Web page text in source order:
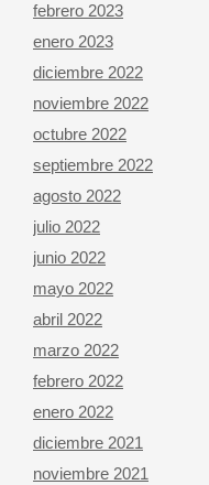
febrero 2023
enero 2023
diciembre 2022
noviembre 2022
octubre 2022
septiembre 2022
agosto 2022
julio 2022
junio 2022
mayo 2022
abril 2022
marzo 2022
febrero 2022
enero 2022
diciembre 2021
noviembre 2021